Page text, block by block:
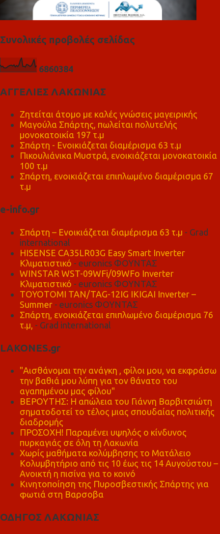
Συνολικές προβολές σελίδας
6860384
ΑΓΓΕΛΙΕΣ ΛΑΚΩΝΙΑΣ
Ζητείται άτομο με καλές γνώσεις μαγειρικής
Μαγούλα Σπάρτης, πωλείται πολυτελής
μονοκατοικία 197 τ.μ
Σπάρτη - Ενοικιάζεται διαμέρισμα 63 τ.μ
Πικουλιάνικα Μυστρά, ενοικιάζεται μονοκατοικία
100 τ.μ
Σπάρτη, ενοικιάζεται επιπλωμένο διαμέρισμα 67
τ.μ
e-info.gr
Σπάρτη – Ενοικιάζεται διαμέρισμα 63 τ.μ - Grad
international
HISENSE CA35LR03G Easy Smart Inverter
Κλιματιστικό - euronics ΦΟΥΝΤΑΣ
WINSTAR WST-09WFi/09WFo Inverter
Κλιματιστικό - euronics ΦΟΥΝΤΑΣ
TOYOTOMI TAN/TAG-12IG IKIGAI Inverter –
Summer - euronics ΦΟΥΝΤΑΣ
Σπάρτη, ενοικιάζεται επιπλωμένο διαμέρισμα 76
τ.μ, - Grad international
LAKONES.gr
"Αισθάνομαι την ανάγκη , φίλοι μου, να εκφράσω
την βαθιά μου λύπη για τον θάνατο του
αγαπημένου μας φίλου"
ΒΕΡΟΥΤΗΣ: Η απώλεια του Γιάννη Βαρβιτσιώτη
σηματοδοτεί το τέλος μιας σπουδαίας πολιτικής
διαδρομής
ΠΡΟΣΟΧΗ! Παραμένει υψηλός ο κίνδυνος
πυρκαγιάς σε όλη τη Λακωνία
Χωρίς μαθήματα κολύμβησης το Ματάλειο
Κολυμβητήριο από τις 10 έως τις 14 Αυγούστου –
Ανοικτή η πισίνα για το κοινό
Κινητοποίηση της Πυροσβεστικής Σπάρτης για
φωτιά στη Βαρσοβα
ΟΔΗΓΟΣ ΛΑΚΩΝΙΑΣ